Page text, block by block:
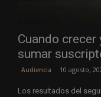
Cuando
sumar
Audiencia 10 agosto,
Los resultados del